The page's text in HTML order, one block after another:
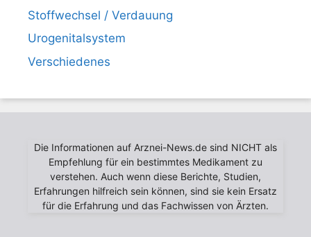
Stoffwechsel / Verdauung
Urogenitalsystem
Verschiedenes
Die Informationen auf Arznei-News.de sind NICHT als
Empfehlung für ein bestimmtes Medikament zu
verstehen. Auch wenn diese Berichte, Studien,
Erfahrungen hilfreich sein können, sind sie kein Ersatz
für die Erfahrung und das Fachwissen von Ärzten.